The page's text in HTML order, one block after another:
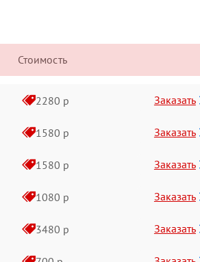
Стоимость
2280 р Заказать
1580 р Заказать
1580 р Заказать
1080 р Заказать
3480 р Заказать